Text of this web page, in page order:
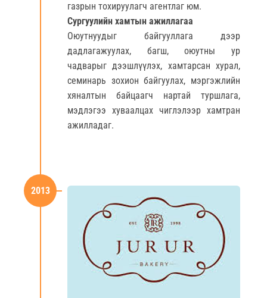
газрын тохируулагч агентлаг юм.
Сургуулийн хамтын ажиллагаа
Оюутнуудыг байгууллага дээр
дадлагажуулах, багш, оюутны ур
чадварыг дээшлүүлэх, хамтарсан хурал,
семинарь зохион байгуулах, мэргэжлийн
хяналтын байцаагч нартай туршлага,
мэдлэгээ хуваалцах чиглэлээр хамтран
ажилладаг.
2013